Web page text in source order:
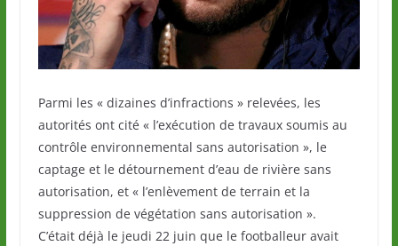
Parmi les « dizaines d’infractions » relevées, les
autorités ont cité « l’exécution de travaux soumis au
contrôle environnemental sans autorisation », le
captage et le détournement d’eau de rivière sans
autorisation, et « l’enlèvement de terrain et la
suppression de végétation sans autorisation ».
C’était déjà le jeudi 22 juin que le footballeur avait